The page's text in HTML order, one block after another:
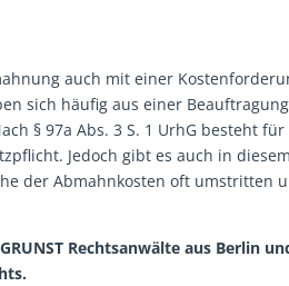
auch mit einer
sich häufig aus einer
§ 97a Abs. 3 S. 1 UrhG besteht
Jedoch gibt es auch in
der Abmahnkosten oft umstritten
GRUNST Rechtsanwälte aus Berlin